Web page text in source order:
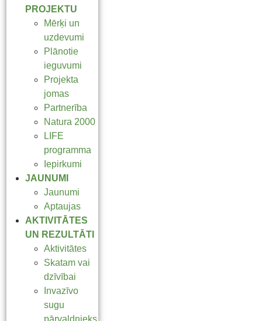
PROJEKTU
Mērķi un
uzdevumi
Plānotie
ieguvumi
Projekta
jomas
Partnerība
Natura 2000
LIFE
programma
Iepirkumi
JAUNUMI
Jaunumi
Aptaujas
AKTIVITĀTES
UN REZULTĀTI
Aktivitātes
Skatam vai
dzīvībai
Invazīvo
sugu